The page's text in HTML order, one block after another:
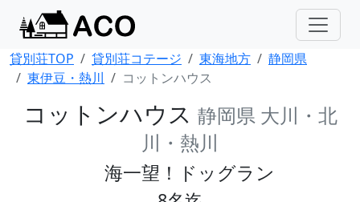
貸別荘TOP 貸別荘コテージ 東海地方
静岡県
東伊豆・熱川
コットンハウス
コットンハウス 静岡県 大川・北
川・熱川
海一望！ドッグラン